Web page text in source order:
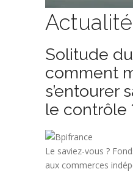
Solitude
comment
s’entourer
le contrôle
Le saviez-vous ?
aux commerces